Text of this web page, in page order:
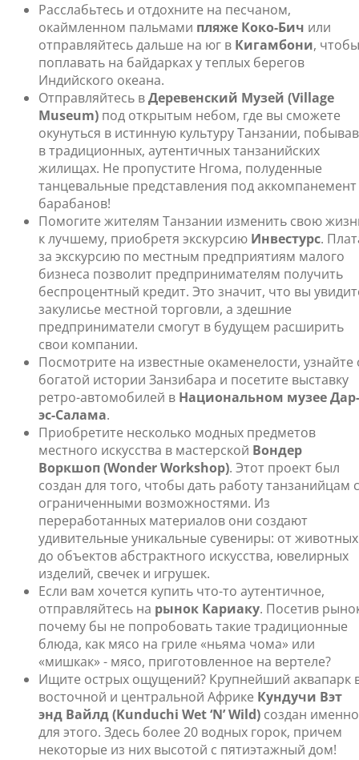
Расслабьтесь и отдохните на песчаном,
окаймленном пальмами пляже Коко-Бич или
отправляйтесь дальше на юг в Кигамбони, чтобы
поплавать на байдарках у теплых берегов
Индийского океана.
Отправляйтесь вДеревенский Музей (Village
Museum) под открытым небом, где вы сможете
окунуться в истинную культуру Танзании, побывав
в традиционных, аутентичных танзанийских
жилищах. Не пропустите Нгома, полуденные
танцевальные представления под аккомпанемент
барабанов!
Помогите жителям Танзании изменить свою
к лучшему, приобретя экскурсию Инвестурс.
за экскурсию по местным предприятиям малого
бизнеса позволит предпринимателям получить
беспроцентный кредит. Это значит, что вы
закулисье местной торговли, а здешние
предприниматели смогут в будущем расширить
свои компании.
Посмотрите на известные окаменелости, узнайте
богатой истории Занзибара и посетите выставку
ретро-автомобилей в Национальном музее Дар-
эс-Салама.
Приобретите несколько модных предметов
местного искусства в мастерской Вондер
Воркшоп (Wonder Workshop). Этот проект был
создан для того, чтобы дать работу танзанийцам с
ограниченными возможностями. Из
переработанных материалов они создают
удивительные уникальные сувениры: от животных
до объектов абстрактного искусства, ювелирных
изделий, свечек и игрушек.
Если вам хочется купить что-то аутентичное,
отправляйтесь на рынок Кариаку. Посетив
почему бы не попробовать такие традиционные
блюда, как мясо на гриле «ньяма чома» или
«мишкак» - мясо, приготовленное на вертеле?
Ищите острых ощущений? Крупнейший аквапарк
восточной и центральной Африке Кундучи Вэт
энд Вайлд (Kunduchi Wet ‘N’ Wild) создан именно
для этого. Здесь более 20 водных горок, причем
некоторые из них высотой с пятиэтажный дом!